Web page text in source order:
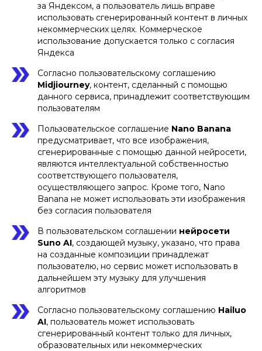
за Яндексом, а пользователь лишь вправе
использовать сгенерированный контент в личных
некоммерческих целях. Коммерческое
использование допускается только с согласия
Яндекса
Согласно пользовательскому соглашению
Midjiourney, контент, сделанный с помощью
данного сервиса, принадлежит соответствующим
пользователям
Пользовательское соглашение Nano Banana
предусматривает, что все изображения,
сгенерированные с помощью данной нейросети,
являются интеллектуальной собственностью
соответствующего пользователя,
осуществляющего запрос. Кроме того, Nano
Banana не может использовать эти изображения
без согласия пользователя
В пользовательском соглашении нейросети
Suno AI, создающей музыку, указано, что права
на созданные композиции принадлежат
пользователю, но сервис может использовать в
дальнейшем эту музыку для улучшения
алгоритмов
Согласно пользовательскому соглашению Hailuo
AI, пользователь может использовать
сгенерированный контент только для личных,
образовательных или некоммерческих